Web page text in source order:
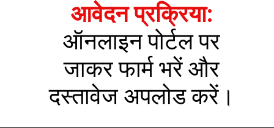
आवेदन प्रक्रिया:
ऑनलाइन पोर्टल पर
जाकर फार्म भरें और
दस्तावेज अपलोड करें।